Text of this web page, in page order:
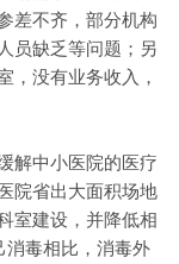
差不齐，部分机构
员缺乏等问题；另
，没有业务收入，
解中小医院的医疗
院省出大面积场地
室建设，并降低相
消毒相比，消毒外